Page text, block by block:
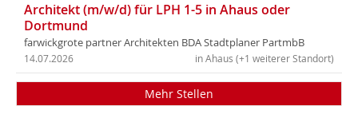
Architekt (m/w/d) für LPH 1-5 in Ahaus oder
Dortmund
farwickgrote partner Architekten BDA Stadtplaner PartmbB
in Ahaus (+1 weiterer Standort)
14.07.2026
Mehr Stellen